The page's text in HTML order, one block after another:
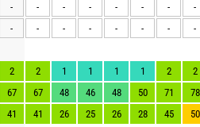
-
- - - - - -
-
-
- - - - - - -
2 2 1 1 1 1 2
2
67
67 48 46 48 50 71
78
41
41 26 25 26 28 45 50